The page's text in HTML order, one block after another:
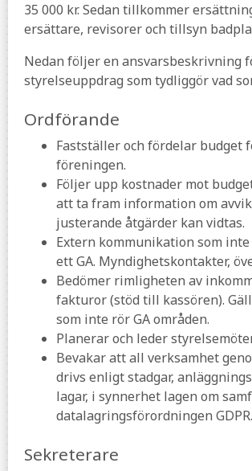
35 000 kr. Sedan tillkommer
ersättare, revisorer och tillsyn
Nedan följer en ansvarsbeskrivning
styrelseuppdrag som tydliggör vad
Ordförande
Fastställer och fördelar budget
föreningen.
Följer upp kostnader mot
att ta fram information om
justerande åtgärder kan vidtas.
Extern kommunikation som
ett GA. Myndighetskontakter,
Bedömer rimligheten av
fakturor (stöd till kassören).
som inte rör GA områden.
Planerar och leder
Bevakar att all verksamhet
drivs enligt stadgar,
lagar, i synnerhet lagen om
datalagringsförordningen GDPR.
Sekreterare